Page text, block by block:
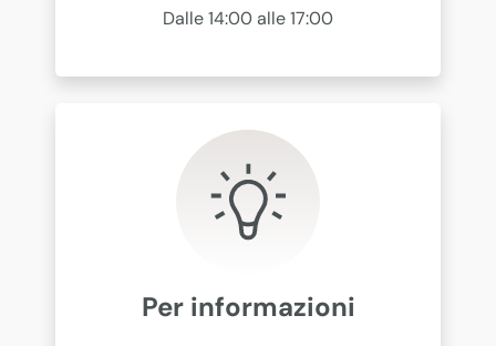
Dalle 14:00 alle 17:00
Per informazioni